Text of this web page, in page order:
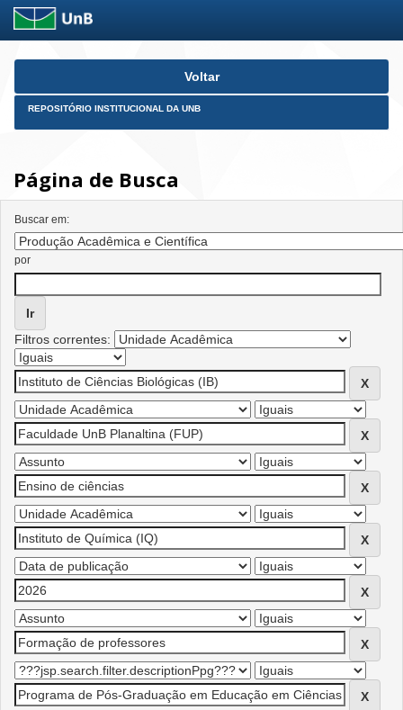
Skip
Voltar
REPOSITÓRIO INSTITUCIONAL DA UNB
Página de Busca
Buscar em:
por
Filtros correntes: